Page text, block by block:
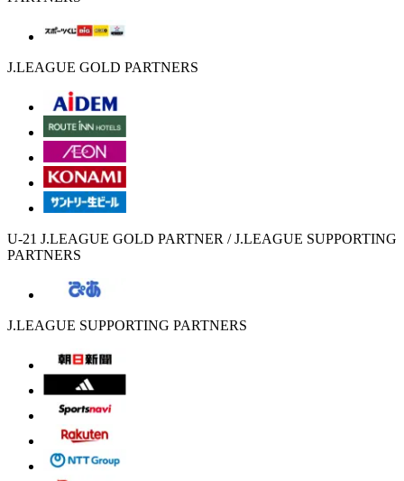
J.LEAGUE GOLD PARTNERS
U-21 J.LEAGUE GOLD PARTNER / J.LEAGUE SUPPORTING
PARTNERS
J.LEAGUE SUPPORTING PARTNERS